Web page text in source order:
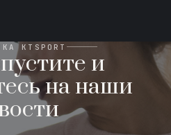
KTSPORT
и
на наши